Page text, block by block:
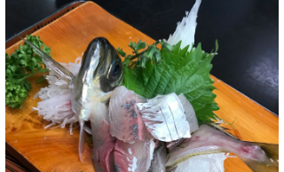
沖縄
ライター/寄稿メディア